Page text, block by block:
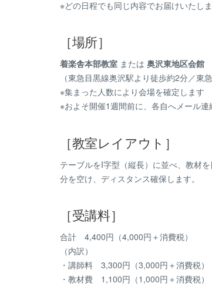
※どの日程でも同じ内容でお届けいたし
［場所］
着楽舎本部教室 または 奥沢東地区会館
（東急目黒線奥沢駅より徒歩約2分／東
※集まった人数により会場を確定します
※およそ開催1週間前に、各自へメール連
［教室レイアウト］
テーブルをI字型（縦長）に並べ、教材
分を空け、ディスタンス確保します。
［受講料］
合計 4,400円（4,000円＋消費税）
（内訳）
・講師料 3,300円（3,000円＋消費税）
・教材費 1,100円（1,000円＋消費税）